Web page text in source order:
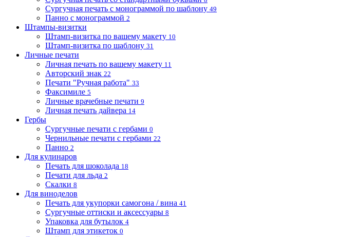
Сургучная печать с монограммой по шаблону 49
Панно с монограммой 2
Штампы-визитки
Штамп-визитка по вашему макету 10
Штамп-визитка по шаблону 31
Личные печати
Личная печать по вашему макету 11
Авторский знак 22
Печати "Ручная работа" 33
Факсимиле 5
Личные врачебные печати 9
Личная печать дайвера 14
Гербы
Сургучные печати с гербами 0
Чернильные печати с гербами 22
Панно 2
Для кулинаров
Печать для шоколада 18
Печати для льда 2
Скалки 8
Для виноделов
Печать для укупорки самогона / вина 41
Сургучные оттиски и аксессуары 8
Упаковка для бутылок 4
Штамп для этикеток 0